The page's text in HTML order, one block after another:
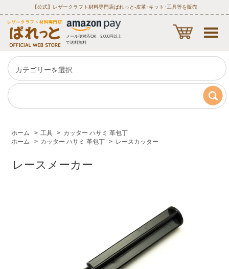
【公式】レザークラフト材料専門店ぱれっと‐皮革･キット･工具等を販売
メール便対応OK 3,000円以上
で送料無料
ホーム > 工具 > カッター ハサミ 革包丁
ホーム
> カッター ハサミ 革包丁 > レースカッター
レースメーカー